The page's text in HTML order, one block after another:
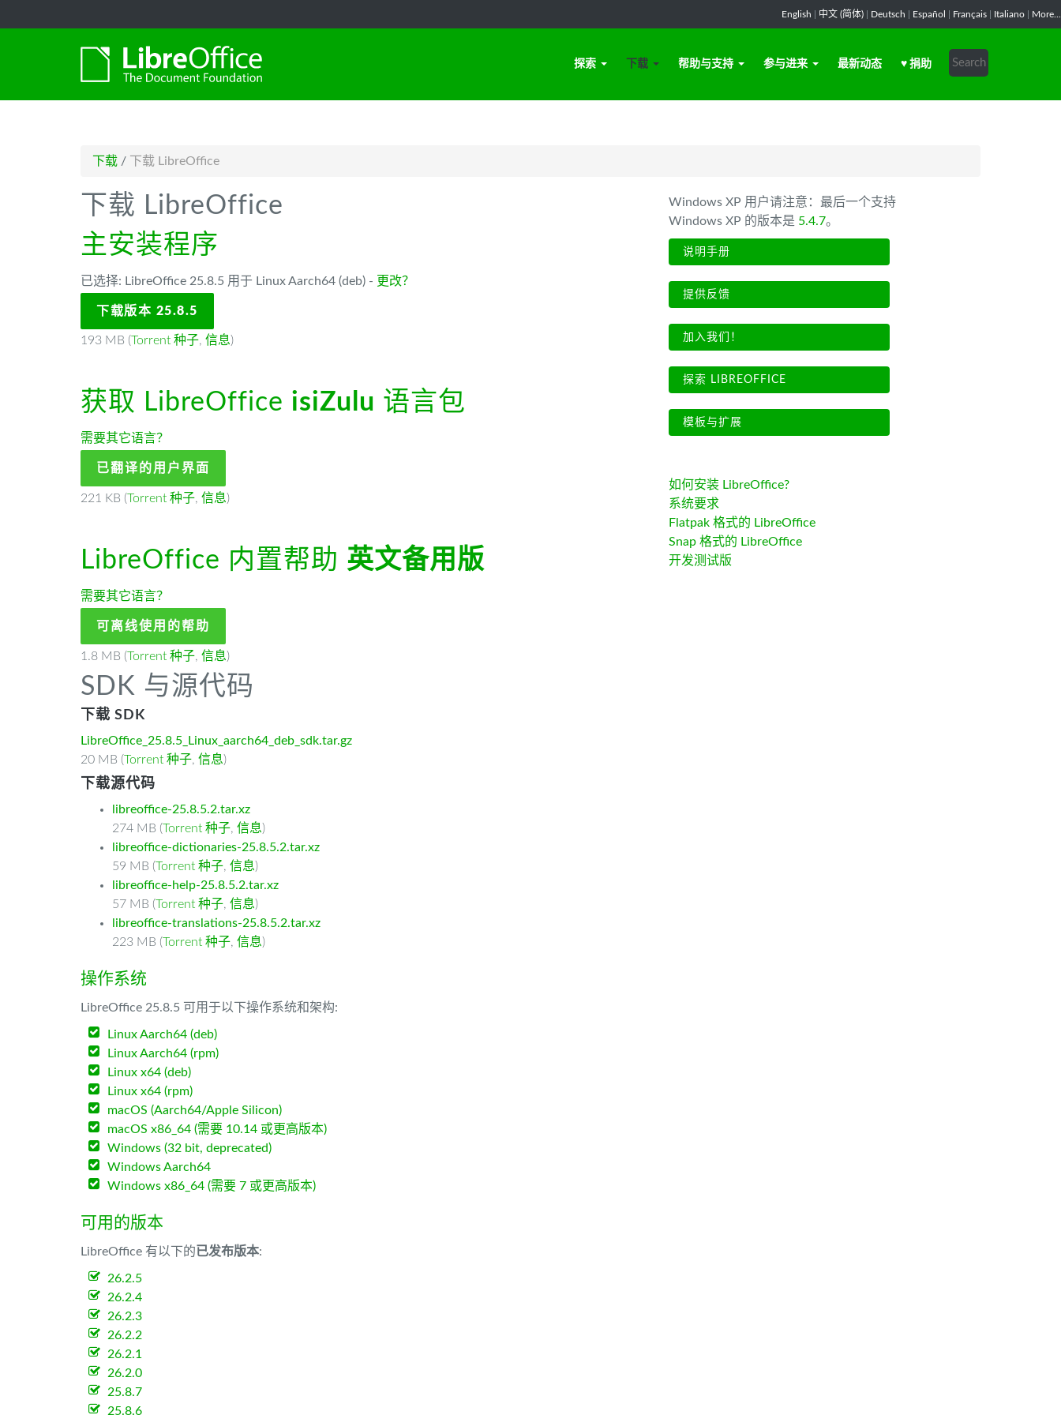
English 中文 (简体) Deutsch Español Français Italiano More...
探索 下载 帮助与支持 参与进来 最新动态 ♥ 捐助
下载 / 下载 LibreOffice
下载 LibreOffice
主安装程序
已选择: LibreOffice 25.8.5 用于 Linux Aarch64 (deb) - 更改？
下载版本 25.8.5
193 MB (Torrent 种子, 信息)
获取 LibreOffice isiZulu 语言包
需要其它语言？
已翻译的用户界面
221 KB (Torrent 种子, 信息)
LibreOffice 内置帮助 英文备用版
需要其它语言？
可离线使用的帮助
1.8 MB (Torrent 种子, 信息)
SDK 与源代码
下载 SDK
LibreOffice_25.8.5_Linux_aarch64_deb_sdk.tar.gz
20 MB (Torrent 种子, 信息)
下载源代码
libreoffice-25.8.5.2.tar.xz
274 MB (Torrent 种子, 信息)
libreoffice-dictionaries-25.8.5.2.tar.xz
59 MB (Torrent 种子, 信息)
libreoffice-help-25.8.5.2.tar.xz
57 MB (Torrent 种子, 信息)
libreoffice-translations-25.8.5.2.tar.xz
223 MB (Torrent 种子, 信息)
操作系统
LibreOffice 25.8.5 可用于以下操作系统和架构:
Linux Aarch64 (deb)
Linux Aarch64 (rpm)
Linux x64 (deb)
Linux x64 (rpm)
macOS (Aarch64/Apple Silicon)
macOS x86_64 (需要 10.14 或更高版本)
Windows (32 bit, deprecated)
Windows Aarch64
Windows x86_64 (需要 7 或更高版本)
可用的版本
LibreOffice 有以下的已发布版本:
26.2.5
26.2.4
26.2.3
26.2.2
26.2.1
26.2.0
25.8.7
25.8.6
Windows XP 用户请注意：最后一个支持
Windows XP 的版本是 5.4.7。
说明手册
提供反馈
加入我们！
探索 LIBREOFFICE
模板与扩展
如何安装 LibreOffice?
系统要求
Flatpak 格式的 LibreOffice
Snap 格式的 LibreOffice
开发测试版